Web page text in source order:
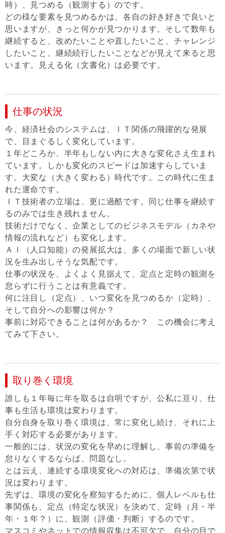
時）、見つめる（観測する）のです。
どの様な要素を見つめるかは、各自の好き好きで良いと
思いますが、きっと何かが見つかります。そして数年も
継続すると、改めたいことや直したいこと、チャレンジ
したいこと、継続続行したいことなどが見えて来ると思
います。見える化（文書化）は必要です。
仕事の状況
今、経済社会のシステムは、ＩＴ関係の飛躍的な発展
で、目まぐるしく変化しています。
１年どころか、半年もしない内に大きな変化さえ生まれ
ています。しかも変化のスピードは加速すらしていま
す。大変な（大きく変わる）時代です。この時代に生ま
れた運命です。
ＩＴ技術者の立場は、更に過酷です。同じ仕事を継続す
るのみでは生き残れません。
技術だけでなく、企業としてのビジネスモデル（カネや
情報の流れなど）も変化します。
ＡＩ（人口知能）の発展拡大は、多くの場面で新しい状
況を生み出しそうな気配です。
仕事の状況を、よくよく見据えて、定点と定時の観測を
怠らずに行うことは有意義です。
何に注目し（定点）、いつ変化を見つめるか（定時）、
そして自分への影響は何か？
事前に対応できることは何があるか？ この機会に考え
てみて下さい。
取り巻く環境
誰しも１年毎に年を取るは自明ですが、公私に亘り、仕
事も生活も環境は変わります。
自分自身を取り巻く環境は、常に変化し続け、それに上
手く対応する必要があります。
一般的には、状況の変化を早めに理解し、事前の準備を
怠りなくするならば、問題なし。
とは云え、連続する環境変化への対応は、準備次第で状
況は変わります。
先ずは、環境の変化を察知するために、個人レベルも仕
事関係も、定点（特定な状況）を決めて、定時（月・半
年・１年？）に、観測（評価・判断）するのです。
マスコミやネットでの情報収集は不可欠で、自分の目で